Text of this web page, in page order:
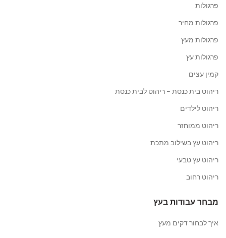
פרגולות
פרגולות מחיר
פרגולות מעץ
פרגולות עץ
קמין עצים
ריהוט בית כנסת – ריהוט לבית כנסת
ריהוט לילדים
ריהוט ממוחזר
ריהוט עץ בשילוב מתכת
ריהוט עץ טבעי
ריהוט רחוב
מבחר עבודות בעץ
איך לבחור דקים מעץ